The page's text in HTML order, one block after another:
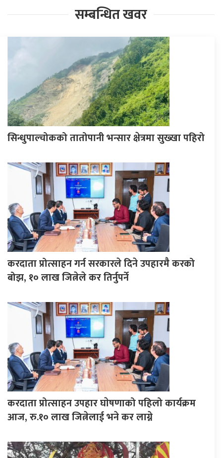
सम्बन्धित खवर
सिन्धुपाल्चोकको तातोपानी भन्सार क्षेत्रमा सुख्खा पहिरो
करदाता प्रोत्साहन गर्न सरकारले दिने उपहारमै करको
बोझ, १० लाख जित्नेले कर तिर्नुपर्ने
करदाता प्रोत्साहन उपहार घाेषणाको पहिलो कार्यक्रम
आज, रु.१० लाख जित्नेलाई भने कर लाग्ने